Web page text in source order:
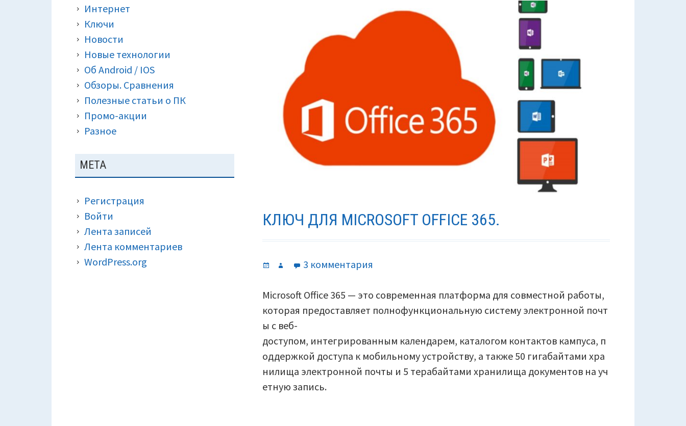
КЛЮЧ ДЛЯ MICROSOFT OFFICE 365.
Опубликовано
Автор3 комментария
Ключ
для
Office
365.
Microsoft Office 365 — это современная платформа для совместной работы,
которая предоставляет полнофункциональную систему электронной почт
ы с веб-
доступом, интегрированным календарем, каталогом контактов кампуса, п
оддержкой доступа к мобильному устройству, а также 50 гигабайтами хра
нилища электронной почты и 5 терабайтами хранилища документов на уч
етную запись.
Интернет
Ключи
Новости
Новые технологии
Об Android / IOS
Обзоры. Сравнения
Полезные статьи о ПК
Промо-акции
Разное
МЕТА
Регистрация
Войти
Лента записей
Лента комментариев
WordPress.org